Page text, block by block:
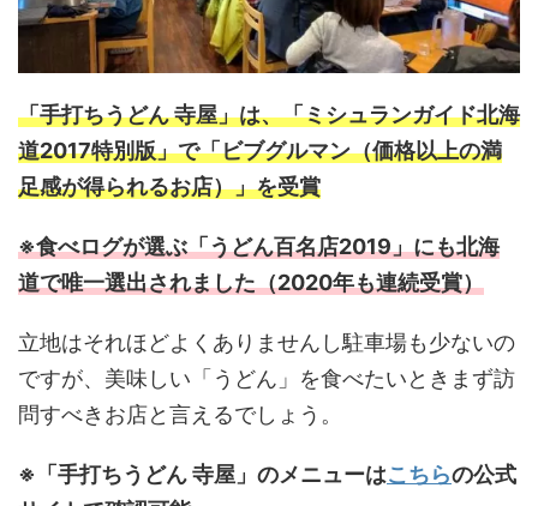
「手打ちうどん 寺屋」は、「ミシュランガイド北海
道2017特別版」で「ビブグルマン（価格以上の満
足感が得られるお店）」を受賞
※食べログが選ぶ「うどん百名店2019」にも北海
道で唯一選出されました（2020年も連続受賞）
立地はそれほどよくありませんし駐車場も少ないの
ですが、美味しい「うどん」を食べたいときまず訪
問すべきお店と言えるでしょう。
※「手打ちうどん 寺屋」のメニューはこちらの公式